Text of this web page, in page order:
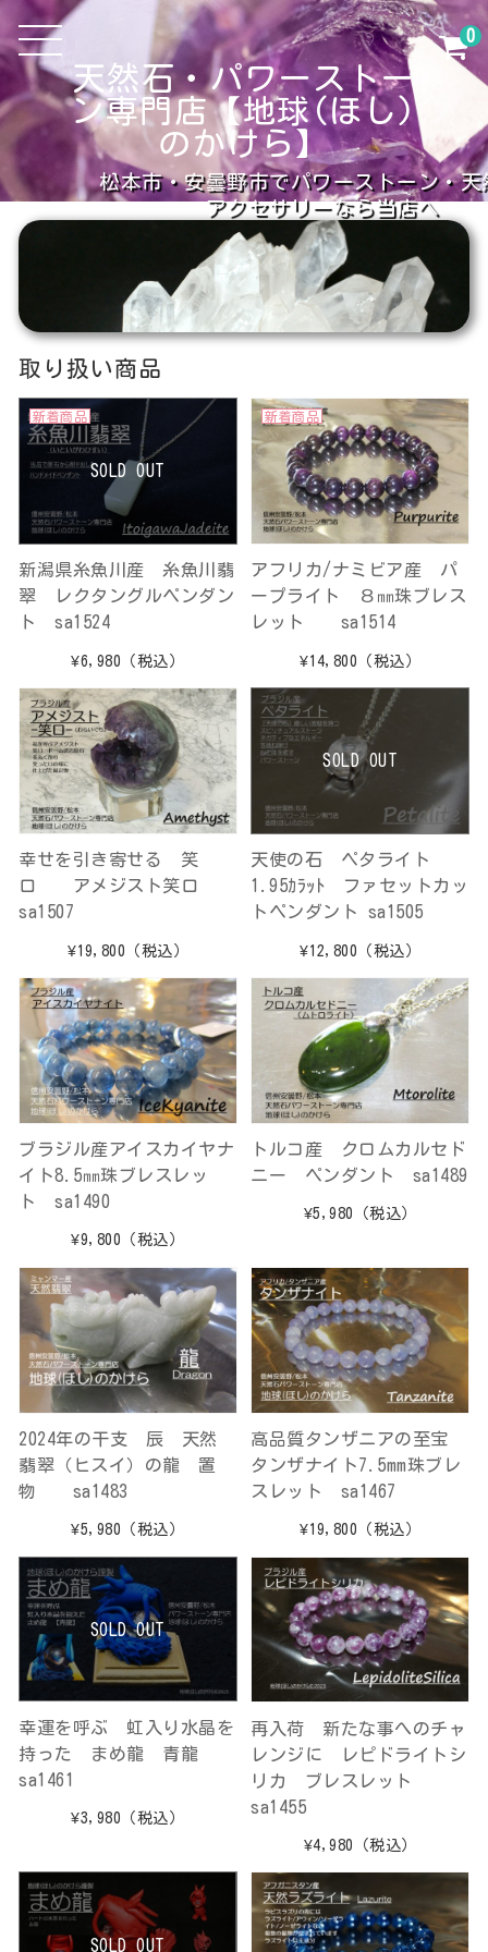
天然石・パワーストー
ン専門店【地球(ほし)
のかけら】
松本市・安曇野市でパワーストーン・天
アクセサリーなら当店へ
0
取り扱い商品
新着商品
SOLD OUT
新潟県糸魚川産 糸魚川翡
翠 レクタングルペンダン
ト sa1524
¥6,980 （税込）
新着商品
アフリカ/ナミビア産 パ
ープライト ８㎜珠ブレス
レット sa1514
¥14,800 （税込）
幸せを引き寄せる 笑
口 アメジスト笑口
sa1507
¥19,800 （税込）
SOLD OUT
天使の石 ペタライト
1.95ｶﾗｯﾄ ファセットカッ
トペンダント sa1505
¥12,800 （税込）
ブラジル産アイスカイヤナ
イト8.5㎜珠ブレスレッ
ト sa1490
¥9,800 （税込）
トルコ産 クロムカルセド
ニー ペンダント sa1489
¥5,980 （税込）
2024年の干支 辰 天然
翡翠（ヒスイ）の龍 置
物 sa1483
¥5,980 （税込）
高品質タンザニアの至宝
タンザナイト7.5mm珠ブレ
スレット sa1467
¥19,800 （税込）
SOLD OUT
幸運を呼ぶ 虹入り水晶を
持った まめ龍 青龍
sa1461
¥3,980 （税込）
再入荷 新たな事へのチャ
レンジに レピドライトシ
リカ ブレスレット
sa1455
¥4,980 （税込）
SOLD OUT